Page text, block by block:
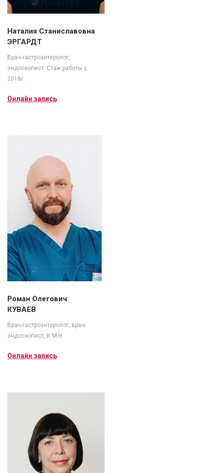
Наталия Станиславовна
ЭРГАРДТ
Врач-гастроэнтеролог,
эндоскопист. Стаж работы с
2018г.
Онлайн запись
Роман Олегович
КУВАЕВ
Врач-гастроэнтеролог, врач-
эндоскопист, К.М.Н.
Онлайн запись